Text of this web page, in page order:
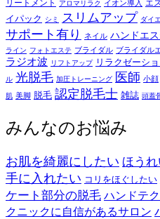
リートメント
アロマリラク イオン導入 エ
イパック
シミ スリムアップ ダイ
サポート有り
ネイル ハンドエ
ライン フォトエステ ブライダル ブライダル
ラジオ波 リフトアップ リラクゼーシ
ル 光脱毛 加圧トレーニング 医師 小顔
肌 美脚 脱毛 認定脱毛士 雑誌 頭蓋
みんなのお悩み
お肌を綺麗にしたい ほう
手に入れたい コリをほぐしたい
ケート部分の脱毛 ハンドテ
クニックに自信があるサロン